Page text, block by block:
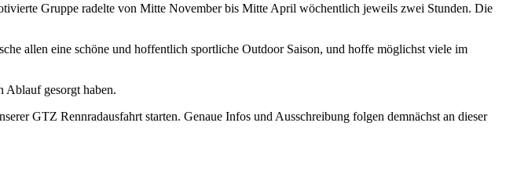
Gruppe radelte von Mitte November bis Mitte April wöchentlich jeweils zwei Stunden. Die
allen eine schöne und hoffentlich sportliche Outdoor Saison, und hoffe möglichst viele im
Ablauf gesorgt haben.
GTZ Rennradausfahrt starten. Genaue Infos und Ausschreibung folgen demnächst an dieser